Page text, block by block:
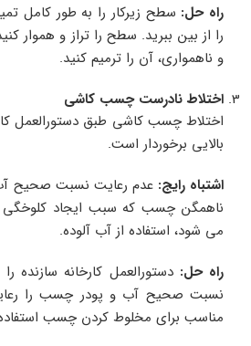
راه حل: سطح زیرکار را به طور کامل
را از بین ببرید. سطح را تراز و هموار
و ناهمواری، آن را ترمیم کنید.
اختلاط نادرست چسب کاشی
اختلاط چسب کاشی طبق دستورالعمل
بالایی برخوردار است.
اشتباه رایج: عدم رعایت نسبت صحیح
ناهمگن چسب که سبب ایجاد
می شود، استفاده از آب آلوده.
راه حل: دستورالعمل کارخانه سازنده
نسبت صحیح آب و پودر چسب را
مناسب برای مخلوط کردن چسب